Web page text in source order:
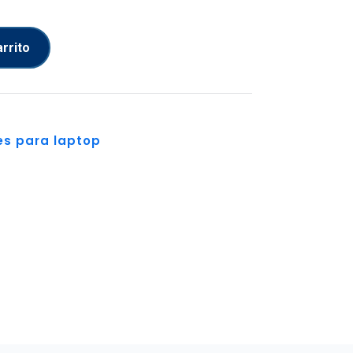
para laptop